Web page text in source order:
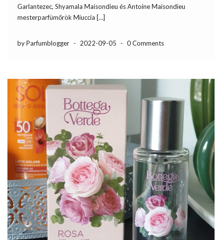
Garlantezec, Shyamala Maisondieu és Antoine Maisondieu
mesterparfümőrök Miuccia […]
by Parfumblogger - 2022-09-05 - 0 Comments